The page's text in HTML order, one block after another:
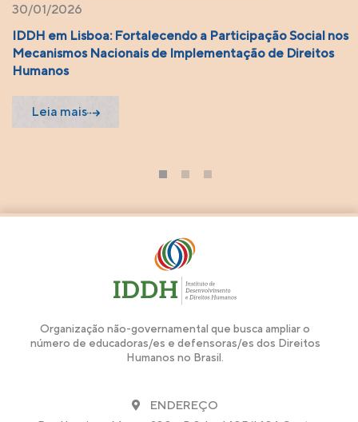
30/01/2026
IDDH em Lisboa: Fortalecendo a Participação Social nos
Mecanismos Nacionais de Implementação de Direitos
Humanos
Leia mais
3
Organização não-governamental que busca ampliar o
número de educadoras/es e defensoras/es dos Direitos
Humanos no Brasil.
ENDEREÇO